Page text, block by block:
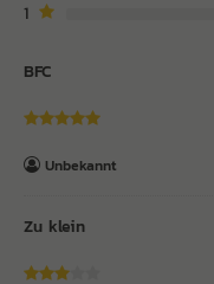
1
BFC
Unbekannt
Zu klein